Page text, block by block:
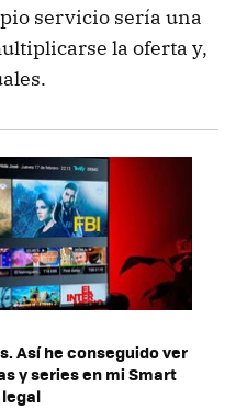
servicio sería una
la oferta y,
Así he conseguido ver
y series en mi Smart